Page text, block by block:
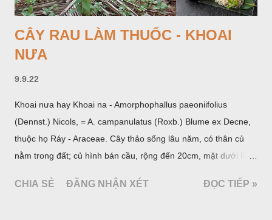
CÂY RAU LÀM THUỐC - KHOAI
NƯA
9.9.22
Khoai nưa hay Khoai na - Amorphophallus paeoniifolius
(Dennst.) Nicols, = A. campanulatus (Roxb.) Blume ex Decne,
thuộc họ Ráy - Araceae. Cây thảo sống lâu năm, có thân củ
nằm trong đất; củ hình bán cầu, rộng đến 20cm, mặt dưới lồi
quanh có 3-5 mấu lồi; vỏ củ màu nâu, thịt trắng vàng và cứng.
CHIA SẺ ĐĂNG NHẬN XÉT ĐỌC TIẾP »